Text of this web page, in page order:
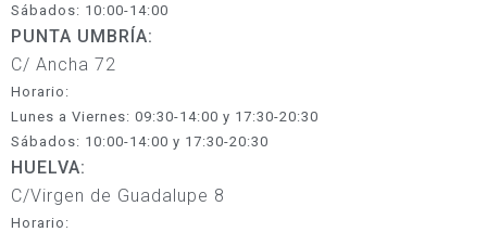
Sábados: 10:00-14:00
PUNTA UMBRÍA:
C/ Ancha 72
Horario:
Lunes a Viernes: 09:30-14:00 y 17:30-20:30
Sábados: 10:00-14:00 y 17:30-20:30
HUELVA:
C/Virgen de Guadalupe 8
Horario: